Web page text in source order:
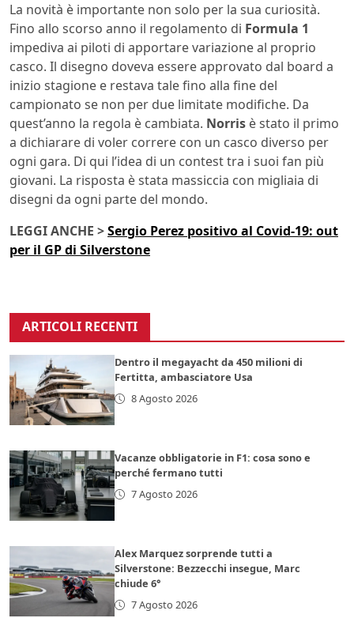
La novità è importante non solo per la sua curiosità.
Fino allo scorso anno il regolamento di Formula 1
impediva ai piloti di apportare variazione al proprio
casco. Il disegno doveva essere approvato dal board a
inizio stagione e restava tale fino alla fine del
campionato se non per due limitate modifiche. Da
quest’anno la regola è cambiata. Norris è stato il primo
a dichiarare di voler correre con un casco diverso per
ogni gara. Di qui l’idea di un contest tra i suoi fan più
giovani. La risposta è stata massiccia con migliaia di
disegni da ogni parte del mondo.
LEGGI ANCHE >Sergio Perez positivo al Covid-19: out
per il GP di Silverstone
ARTICOLI RECENTI
Dentro il megayacht da 450 milioni di
Fertitta, ambasciatore Usa
8 Agosto 2026
Vacanze obbligatorie in F1: cosa sono e
perché fermano tutti
7 Agosto 2026
Alex Marquez sorprende tutti a
Silverstone: Bezzecchi insegue, Marc
chiude 6°
7 Agosto 2026